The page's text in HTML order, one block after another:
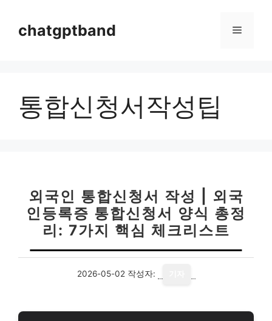
chatgptband 메
통합신청서작성팁
외국인 통합신청서 작성 | 외국
인등록증 통합신청서 양식 총정
리: 7가지 핵심 체크리스트
2026-05-02 작성자: